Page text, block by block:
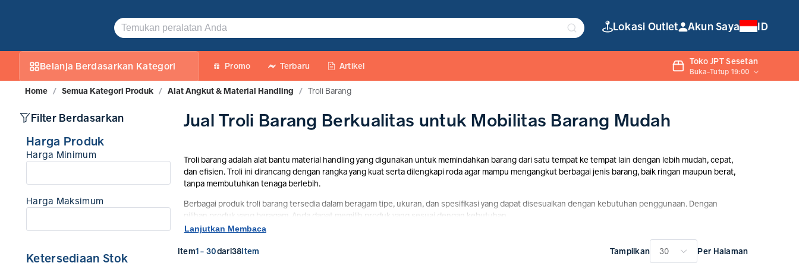
Lokasi Outlet Akun Saya ID
Belanja Berdasarkan Kategori Promo Terbaru Artikel Toko JPT Sesetan
Buka-Tutup 19:00
Home / Semua Kategori Produk / Alat Angkut & Material Handling / Troli Barang
Filter Berdasarkan
Harga Produk
Harga Minimum
Harga Maksimum
Ketersediaan Stok
Jual Troli Barang Berkualitas untuk Mobilitas Barang Mudah
Troli barang adalah alat bantu material handling yang digunakan untuk memindahkan barang dari satu tempat ke tempat lain dengan lebih mudah, cepat,
dan efisien. Troli ini dirancang dengan rangka yang kuat serta dilengkapi roda agar mampu mengangkut berbagai jenis barang, baik ringan maupun berat,
tanpa membutuhkan tenaga berlebih.
Berbagai produk troli barang tersedia dalam beragam tipe, ukuran, dan spesifikasi yang dapat disesuaikan dengan kebutuhan penggunaan. Dengan
pilihan produk yang beragam, Anda dapat memilih produk yang sesuai dengan kebutuhan.
Troli Barang Digunakan untuk Apa?
Dalam penggunaannya, troli barang berfungsi untuk membantu proses pemindahan, pengangkutan, dan distribusi barang dalam jumlah tertentu agar
Lanjutkan Membaca
Item1 - 30dari38Item Tampilkan 30 Per Halaman